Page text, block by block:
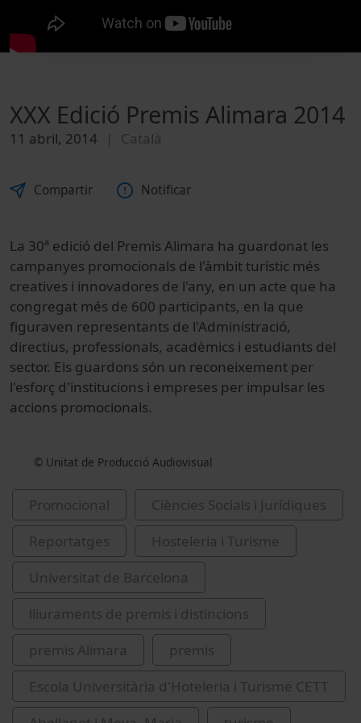
XXX Edició Premis Alimara 2014
11 abril, 2014 Català
Compartir Notificar
La 30ª edició del Premis Alimara ha guardonat les
campanyes promocionals de l'àmbit turístic més
creatives i innovadores de l'any, en un acte que ha
congregat més de 600 participants, en la que
figuraven representants de l'Administració,
directius, professionals, acadèmics i estudiants del
sector. Els guardons són un reconeixement per
l'esforç d'institucions i empreses per impulsar les
accions promocionals.
© Unitat de Producció Audiovisual
Promocional
Ciències Socials i Jurídiques
Reportatges
Hosteleria i Turisme
Universitat de Barcelona
lliuraments de premis i distincions
premis Alimara
premis
Escola Universitària d'Hoteleria i Turisme CETT